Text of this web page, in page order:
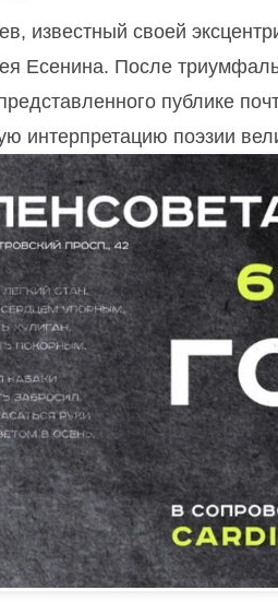
известный своей
Есенина. После
публике
интерпретацию поэзии